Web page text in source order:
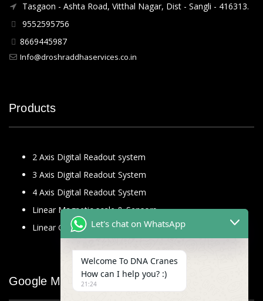
Tasgaon - Ashta Road, Vitthal Nagar, Dist - Sangli - 416313.
9552595756
8669445987
Info@droshraddhaservices.co.in
Products
2 Axis Digital Readout system
3 Axis Digital Readout System
4 Axis Digital Readout System
Linear Magnetic scale & Sensors
Linear Glass Scale
Google Map
Let's chat on WhatsApp
Welcome To DNA Cranes
How can I help you? :)
21:24